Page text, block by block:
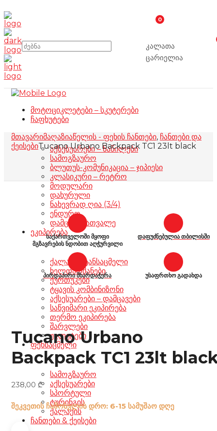
0
კალათა
ცარიელია
მოტოციკლეტები – სკუტერები
ჩაფხუტები
აქსესუარები – ნაწილები
სამოგზაურო
ბლუთუს-კომუნიკაცია – ჯიპიესი
კლასიკური – რეტრო
მოდულარი
დახურული
ნახევრად ღია (3/4)
ენდურო
დამცავი სათვალე
ეკიპირება
ქალაქის ტანსაცმელი
ხელთათმანები
ქურთუკები
ტყავის კომბინიზონი
აქსესუარები – დამცავები
საწვიმარი ეკიპირება
თერმო ეკიპირება
შარვლები
ჟილეტები
ფეხსაცმელი
სამოგზაურო
აქსესუარები
სპორტული
ტურინგის
ქალაქის
ჩანთები & ქეისები
მთავარიმაღაზიაწელის - ფეხის ჩანთები, ჩანთები და
ქეისებიTucano Urbano Backpack TC1 23lt black
საქართველოში მყოფი
მგზავრების ნდობით აღჭურვილი
დაფუძნებულია თბილისში
პირდაპირი მხარდაჭერა უსაფრთხო გადახდა
Tucano Urbano
Backpack TC1 23lt
238,00 ₾
შეკვეთის ჩამოსვლის დრო: 6-15 სამუშაო დღე